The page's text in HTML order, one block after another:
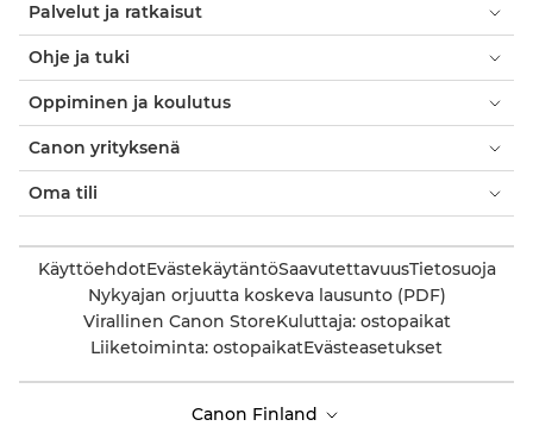
Palvelut ja ratkaisut
Ohje ja tuki
Oppiminen ja koulutus
Canon yrityksenä
Oma tili
KäyttöehdotEvästekäytäntöSaavutettavuusTietosuoja
Nykyajan orjuutta koskeva lausunto (PDF)
Virallinen Canon StoreKuluttaja: ostopaikat
Liiketoiminta: ostopaikatEvästeasetukset
Canon Finland